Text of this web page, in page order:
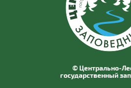
© Центрально-
государственный